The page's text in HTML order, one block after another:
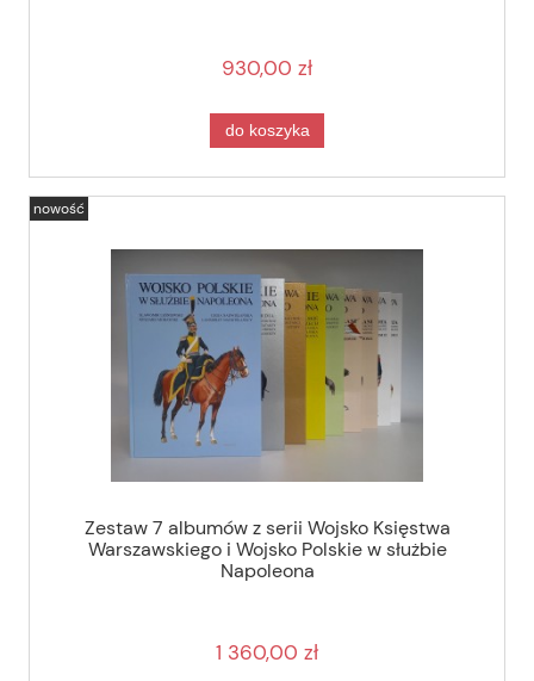
930,00 zł
do koszyka
Zestaw 7 albumów z serii Wojsko Księstwa
Warszawskiego i Wojsko Polskie w służbie
Napoleona
1 360,00 zł
nowość